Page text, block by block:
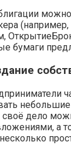
бумаги
своё дело
а